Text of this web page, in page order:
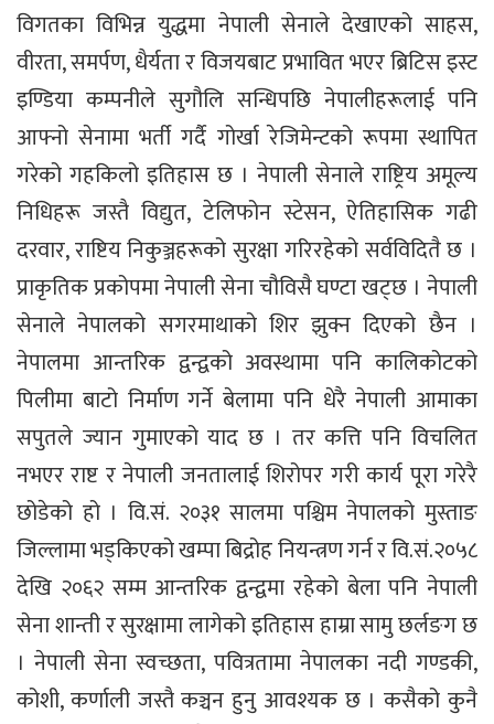
विगतका विभिन्न युद्धमा नेपाली सेनाले देखाएको साहस,
वीरता, समर्पण, धैर्यता र विजयबाट प्रभावित भएर ब्रिटिस इस्ट
इण्डिया कम्पनीले सुगौलि सन्धिपछि नेपालीहरूलाई पनि
आफ्नो सेनामा भर्ती गर्दै गोर्खा रेजिमेन्टको रूपमा स्थापित
गरेको गहकिलो इतिहास छ । नेपाली सेनाले राष्ट्रिय अमूल्य
निधिहरू जस्तै विद्युत, टेलिफोन स्टेसन, ऐतिहासिक गढी
दरवार, राष्टिय निकुञ्जहरूको सुरक्षा गरिरहेको सर्वविदितै छ ।
प्राकृतिक प्रकोपमा नेपाली सेना चौविसै घण्टा खट्छ । नेपाली
सेनाले नेपालको सगरमाथाको शिर झुक्न दिएको छैन ।
नेपालमा आन्तरिक द्वन्द्वको अवस्थामा पनि कालिकोटको
पिलीमा बाटो निर्माण गर्ने बेलामा पनि धेरै नेपाली आमाका
सपुतले ज्यान गुमाएको याद छ । तर कत्ति पनि विचलित
नभएर राष्ट र नेपाली जनतालाई शिरोपर गरी कार्य पूरा गरेरै
छोडेको हो । वि.सं. २०३१ सालमा पश्चिम नेपालको मुस्ताङ
जिल्लामा भड्किएको खम्पा बिद्रोह नियन्त्रण गर्न र वि.सं.२०५८
देखि २०६२ सम्म आन्तरिक द्वन्द्वमा रहेको बेला पनि नेपाली
सेना शान्ती र सुरक्षामा लागेको इतिहास हाम्रा सामु छर्लङग छ
। नेपाली सेना स्वच्छता, पवित्रतामा नेपालका नदी गण्डकी,
कोशी, कर्णाली जस्तै कञ्चन हुनु आवश्यक छ । कसैको कुनै